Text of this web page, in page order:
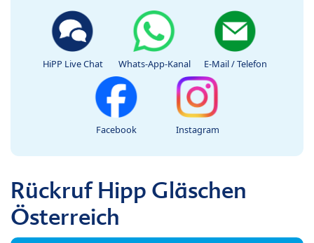
HiPP Live Chat Whats-App-Kanal E-Mail / Telefon
Facebook Instagram
Rückruf Hipp Gläschen
Österreich